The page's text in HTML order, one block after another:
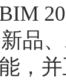
品
，